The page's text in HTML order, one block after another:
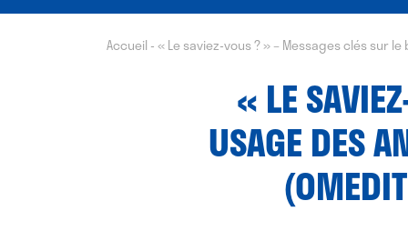
Accueil -« Le saviez-vous ? » – Messages clés sur
« LE
USAGE DES